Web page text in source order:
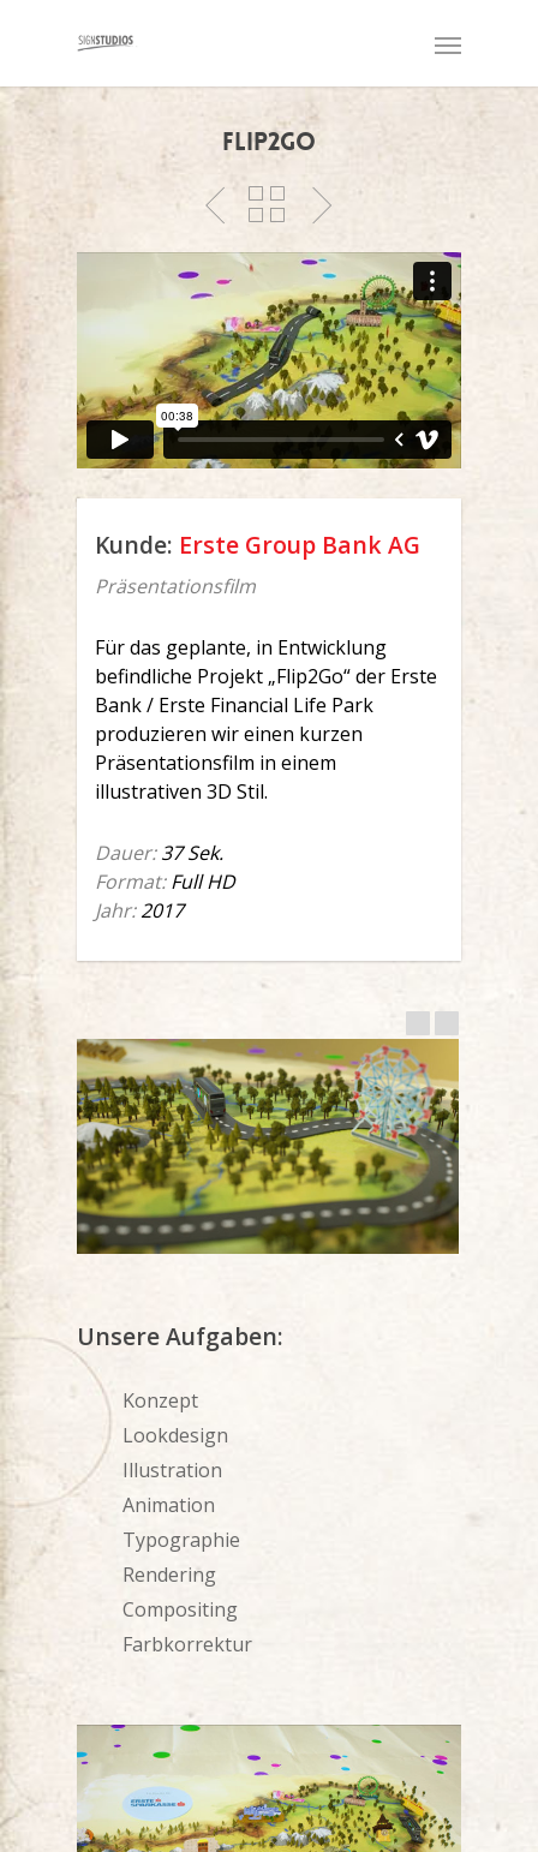
Flip2Go
Kunde: Erste Group Bank AG
Präsentationsfilm
Für das geplante, in Entwicklung
befindliche Projekt „Flip2Go“ der Erste
Bank / Erste Financial Life Park
produzieren wir einen kurzen
Präsentationsfilm in einem
illustrativen 3D Stil.
Dauer:37 Sek.
Format:Full HD
Jahr:2017
Unsere Aufgaben:
Konzept
Lookdesign
Illustration
Animation
Typographie
Rendering
Compositing
Farbkorrektur